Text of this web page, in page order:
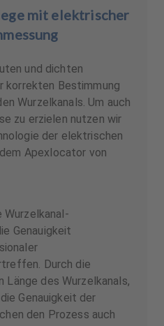
mit elektrischer
und dichten
korrekten Bestimmung
Wurzelkanals. Um auch
zu erzielen nutzen wir
der elektrischen
Apexlocator von
Genauigkeit
Durch die
Länge des Wurzelkanals,
Genauigkeit der
den Prozess auch